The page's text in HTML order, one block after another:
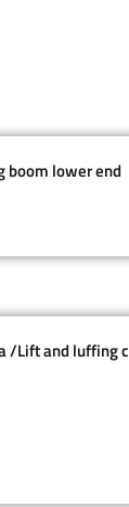
boom lower end
/Lift and luffing